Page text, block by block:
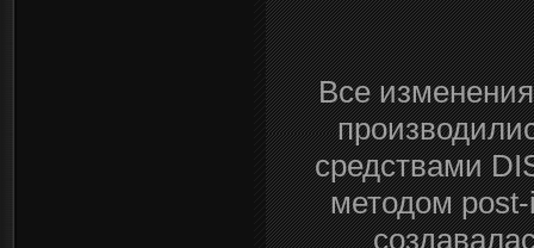
Все
средствами
методом